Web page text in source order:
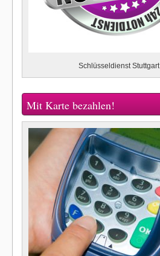
Schlüsseldienst Stuttgart
Mit Karte bezahlen!